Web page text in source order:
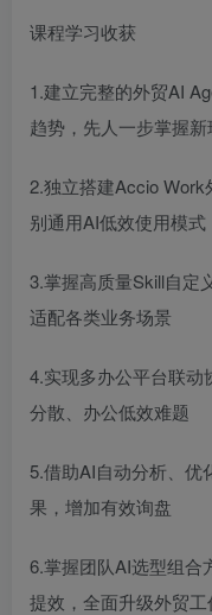
课程学习收获
1.建立完整的外贸AI
趋势，先人一步掌握新
2.独立搭建Accio
别通用AI低效使用模式
3.掌握高质量Skill自定
适配各类业务场景
4.实现多办公平台联动
分散、办公低效难题
5.借助AI自动分析、优
果，增加有效询盘
6.掌握团队AI选型组合
提效，全面升级外贸工